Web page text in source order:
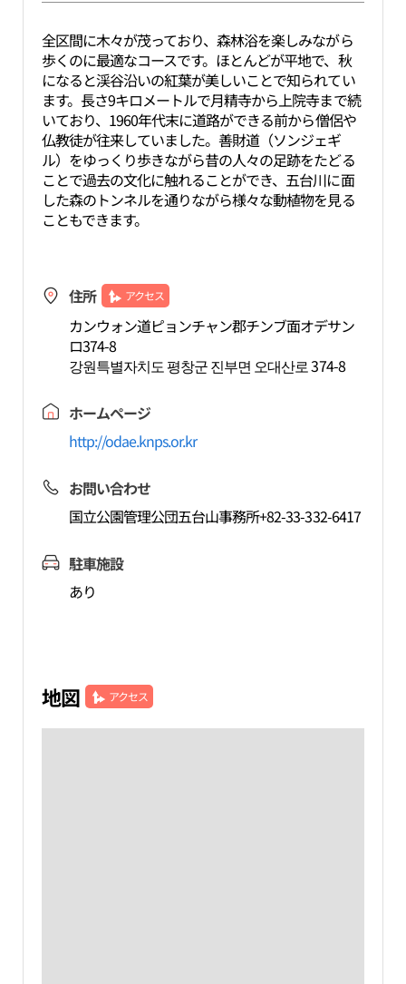
全区間に木々が茂っており、森林浴を楽しみながら
歩くのに最適なコースです。ほとんどが平地で、秋
になると渓谷沿いの紅葉が美しいことで知られてい
ます。長さ9キロメートルで月精寺から上院寺まで続
いており、1960年代末に道路ができる前から僧侶や
仏教徒が往来していました。善財道（ソンジェギ
ル）をゆっくり歩きながら昔の人々の足跡をたどる
ことで過去の文化に触れることができ、五台川に面
した森のトンネルを通りながら様々な動植物を見る
こともできます。
住所 アクセス
カンウォン道ピョンチャン郡チンブ面オデサン
ロ374-8
강원특별자치도 평창군 진부면 오대산로 374-8
ホームページ
http://odae.knps.or.kr
お問い合わせ
国立公園管理公団五台山事務所+82-33-332-6417
駐車施設
あり
地図 アクセス